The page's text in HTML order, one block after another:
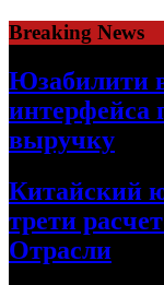
Skip
to
content
Breaking News
Юзабилити в
интерфейса
выручку
Китайский
трети
Отрасли